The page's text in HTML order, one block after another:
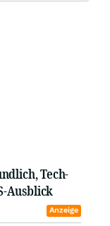
Tech-
Ausblick
Anzeige